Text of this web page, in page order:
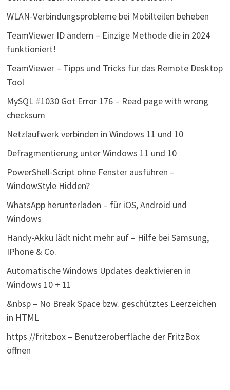
WLAN-Verbindungsprobleme bei Mobilteilen beheben
TeamViewer ID ändern – Einzige Methode die in 2024
funktioniert!
TeamViewer – Tipps und Tricks für das Remote Desktop
Tool
MySQL #1030 Got Error 176 – Read page with wrong
checksum
Netzlaufwerk verbinden in Windows 11 und 10
Defragmentierung unter Windows 11 und 10
PowerShell-Script ohne Fenster ausführen –
WindowStyle Hidden?
WhatsApp herunterladen – für iOS, Android und
Windows
Handy-Akku lädt nicht mehr auf – Hilfe bei Samsung,
IPhone & Co.
Automatische Windows Updates deaktivieren in
Windows 10 + 11
&nbsp – No Break Space bzw. geschütztes Leerzeichen
in HTML
https //fritzbox – Benutzeroberfläche der FritzBox
öffnen